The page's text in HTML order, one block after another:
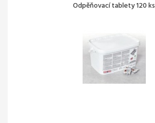
Odpěňovací tablety 120 ks